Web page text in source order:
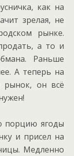
как на
зрелая, не
рынке.
а то и
Раньше
А теперь на
рынок, он всё
порцию ягоды
и присел на
Медленно